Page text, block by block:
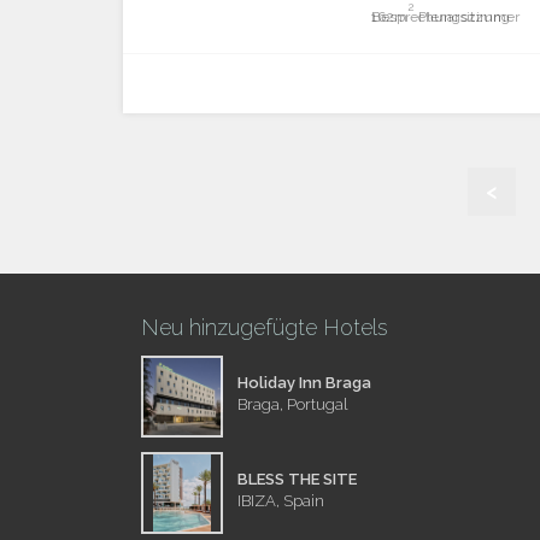
Besprechungszimmer
162m
2
Plenarsitzung
Neu hinzugefügte Hotels
Holiday Inn Braga
Braga, Portugal
BLESS THE SITE
IBIZA, Spain